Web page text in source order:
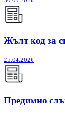
Жълт код за
25.04.2026
Предимно